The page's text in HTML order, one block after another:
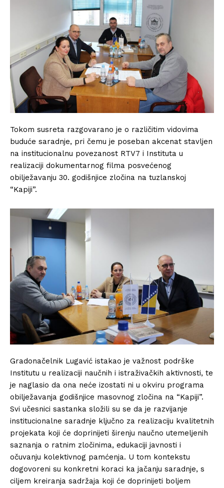
Tokom susreta razgovarano je o različitim vidovima
buduće saradnje, pri čemu je poseban akcenat stavljen
na institucionalnu povezanost RTV7 i Instituta u
realizaciji dokumentarnog filma posvećenog
obilježavanju 30. godišnjice zločina na tuzlanskoj
“Kapiji”.
Gradonačelnik Lugavić istakao je važnost podrške
Institutu u realizaciji naučnih i istraživačkih aktivnosti, te
je naglasio da ona neće izostati ni u okviru programa
obilježavanja godišnjice masovnog zločina na “Kapiji”.
Svi učesnici sastanka složili su se da je razvijanje
institucionalne saradnje ključno za realizaciju kvalitetnih
projekata koji će doprinijeti širenju naučno utemeljenih
saznanja o ratnim zločinima, edukaciji javnosti i
očuvanju kolektivnog pamćenja. U tom kontekstu
dogovoreni su konkretni koraci ka jačanju saradnje, s
ciljem kreiranja sadržaja koji će doprinijeti boljem